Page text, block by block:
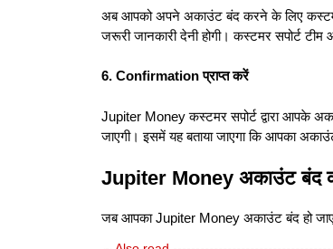
अब आपको अपने अकाउंट बंद करने के लिए
जरूरी जानकारी देनी होगी। कस्टमर सपोर्ट
6. Confirmationप्राप्त करें
Jupiter Money कस्टमर सपोर्ट द्वारा आपके
जाएगी। इसमें यह बताया जाएगा कि आपका
Jupiter Money अकाउंट बंद
जब आपका Jupiter Money अकाउंट बंद हो